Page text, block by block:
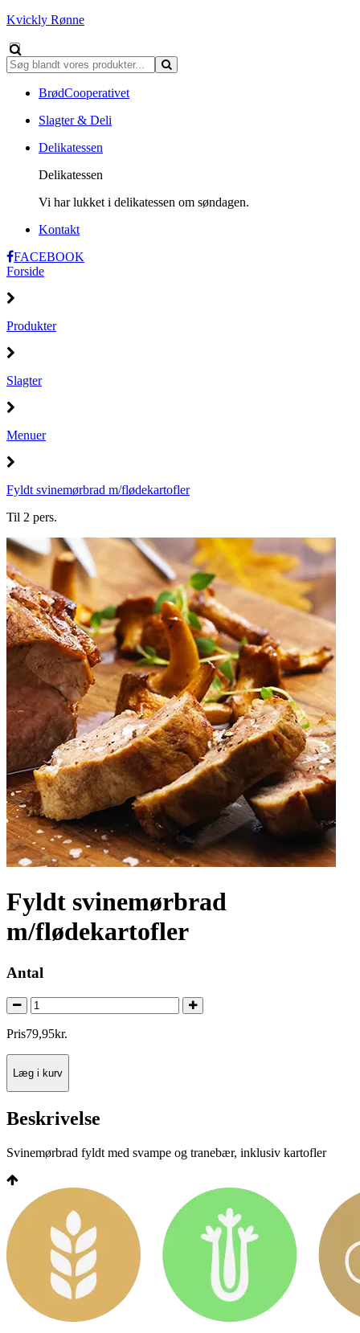
Kvickly Rønne
BrødCooperativet
Slagter & Deli
Delikatessen
Delikatessen
Vi har lukket i delikatessen om søndagen.
Kontakt
FACEBOOK
Forside
Produkter
Slagter
Menuer
Fyldt svinemørbrad m/flødekartofler
Til 2 pers.
Fyldt svinemørbrad
m/flødekartofler
Antal
Pris79,95kr.
Læg i kurv
Beskrivelse
Svinemørbrad fyldt med svampe og tranebær, inklusiv kartofler